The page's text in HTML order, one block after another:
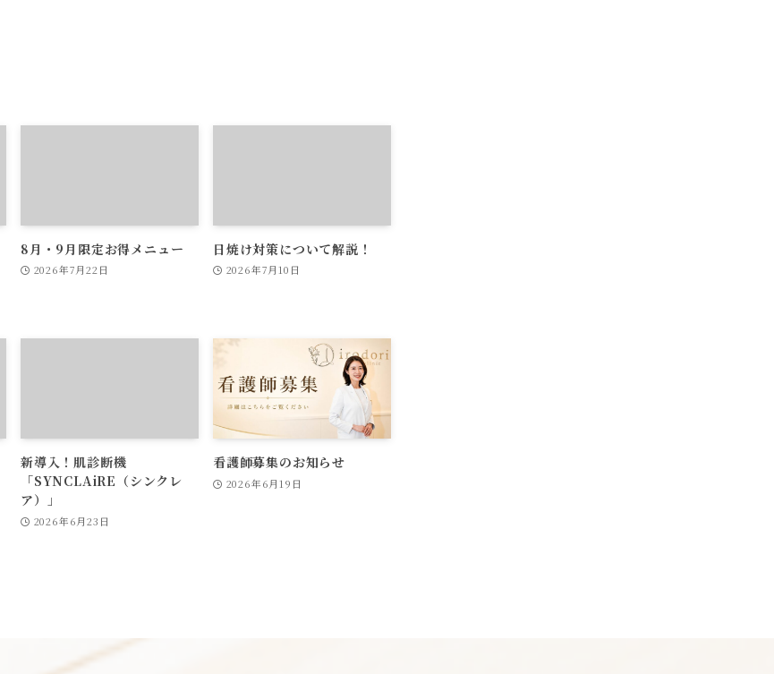
8月・9月限定お得メニュー
2026年7月22日
日焼け対策について解説！
2026年7月10日
新導入！肌診断機
「SYNCLAiRE（シンクレ
ア）」
2026年6月23日
看護師募集のお知らせ
2026年6月19日